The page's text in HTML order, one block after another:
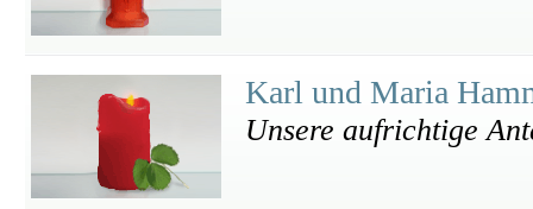
Karl und Maria
Unsere aufrichtige